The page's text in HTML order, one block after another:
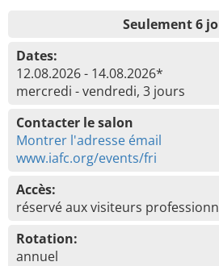
Seulement 6
Dates:
12.08.2026 - 14.08.2026*
mercredi - vendredi, 3 jours
Contacter le salon
Montrer l'adresse émail
www.iafc.org/events/fri
Accès:
réservé aux visiteurs
Rotation:
annuel